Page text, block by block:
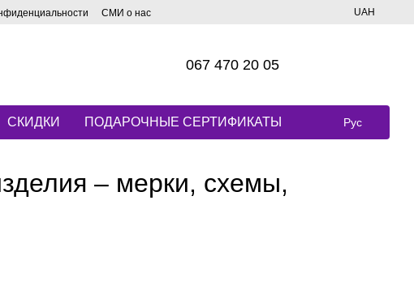
СМИ о нас UAH
067 470 20 05
СКИДКИ ПОДАРОЧНЫЕ СЕРТИФИКАТЫ Рус
– мерки, схемы,